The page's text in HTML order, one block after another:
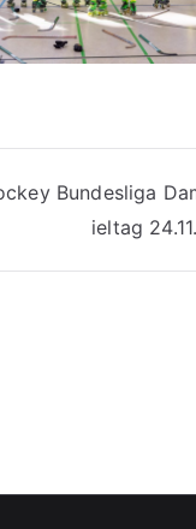
Bundesliga
ieltag